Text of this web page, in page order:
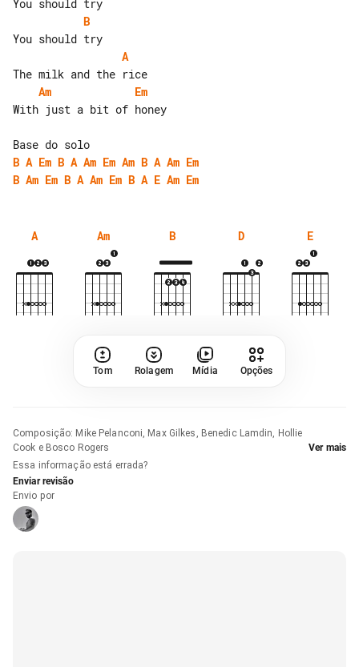
B
A
Am
Em
With just a bit of honey
B A Em B A Am Em Am B A Am Em
B Am Em B A Am Em B A E Am Em
A Am B D E
Tom Rolagem Mídia Opções
Composição: Mike Pelanconi, Max Gilkes, Benedic Lamdin, Hollie
Cook e Bosco Rogers
Ver mais
Essa informação está errada?
Enviar revisão
Envio por